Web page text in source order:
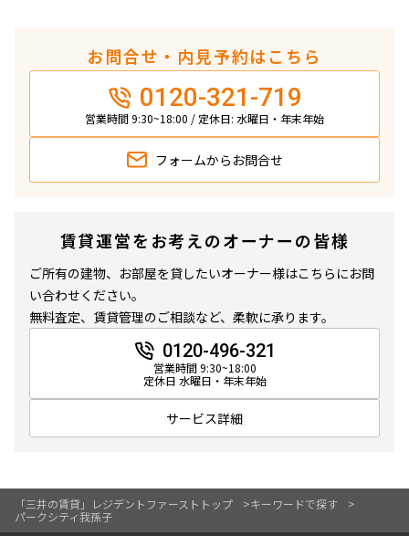
「三井の賃貸」レジデントファーストトップ
キーワードで探す
パークシティ我孫子
新築
3年以内
10年以内
15年以内
20年以内
30年以内
指定なし
1分以内
3分以内
5分以内
10分以内
専任物件
申込無し物件のみ表示
入居可能日
お問合せ・内見予約はこちら
0120-321-719
営業時間 9:30~18:00 / 定休日: 水曜日・年末年始
フォームから お問合せ
賃貸運営をお考えのオーナーの皆様
ご所有の建物、お部屋を貸したいオーナー様はこちらにお問
い合わせください。
無料査定、賃貸管理のご相談など、柔軟に承ります。
0120-496-321
営業時間 9:30~18:00
定休日 水曜日・年末年始
サービス詳細